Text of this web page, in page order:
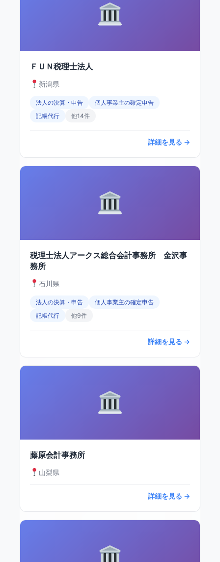
ＦＵＮ税理士法人
新潟県
法人の決算・申告
個人事業主の確定申告
記帳代行
他14件
詳細を見る →
税理士法人アークス総合会計事務所 金沢事
務所
石川県
法人の決算・申告
個人事業主の確定申告
記帳代行
他9件
詳細を見る →
藤原会計事務所
山梨県
詳細を見る →